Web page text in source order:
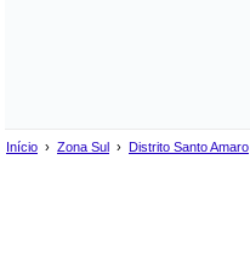
Início › Zona Sul › Distrito Santo Amaro